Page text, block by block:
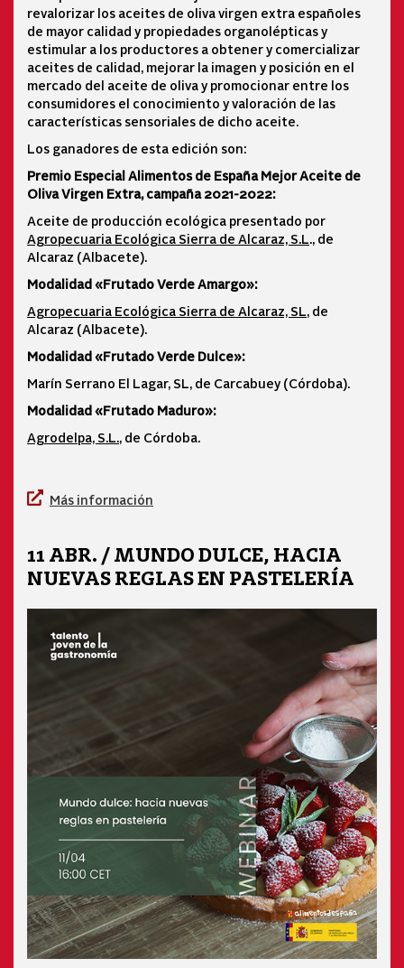
revalorizar los aceites de oliva virgen extra españoles
de mayor calidad y propiedades organolépticas y
estimular a los productores a obtener y comercializar
aceites de calidad, mejorar la imagen y posición en el
mercado del aceite de oliva y promocionar entre los
consumidores el conocimiento y valoración de las
características sensoriales de dicho aceite.
Los ganadores de esta edición son:
Premio Especial Alimentos de España Mejor Aceite de
Oliva Virgen Extra, campaña 2021-2022:
Aceite de producción ecológica presentado por
Agropecuaria Ecológica Sierra de Alcaraz, S.L., de
Alcaraz (Albacete).
Modalidad «Frutado Verde Amargo»:
Agropecuaria Ecológica Sierra de Alcaraz, SL, de
Alcaraz (Albacete).
Modalidad «Frutado Verde Dulce»:
Marín Serrano El Lagar, SL, de Carcabuey (Córdoba).
Modalidad «Frutado Maduro»:
Agrodelpa, S.L., de Córdoba.
Más información
11 ABR. / MUNDO DULCE, HACIA
NUEVAS REGLAS EN PASTELERÍA